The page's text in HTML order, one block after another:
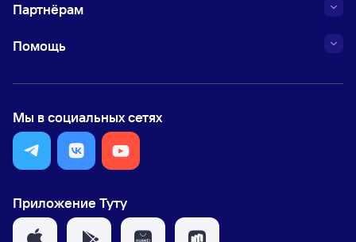
Партнёрам
Помощь
Мы в социальных сетях
Приложение Туту